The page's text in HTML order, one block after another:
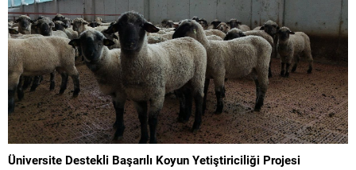
Üniversite Destekli Başarılı Koyun Yetiştiriciliği Projesi